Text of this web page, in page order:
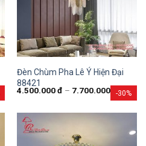
-30%
Đèn Chùm Pha Lê Ý Hiện Đại
88421
4.500.000đ – 7.700.000